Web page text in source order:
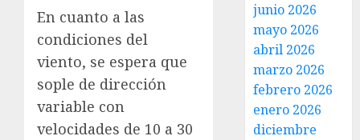
En cuanto a las
condiciones del
viento, se espera que
sople de dirección
variable con
velocidades de 10 a 30
junio 2026
mayo 2026
abril 2026
marzo 2026
febrero 2026
enero 2026
diciembre